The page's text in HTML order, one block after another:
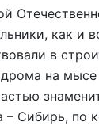
как и
в
на
– Сибирь, по